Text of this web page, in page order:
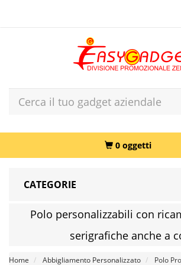
0 oggetti
CATEGORIE
Polo personalizzabili con
serigrafiche anche a
Home Abbigliamento Personalizzato Polo